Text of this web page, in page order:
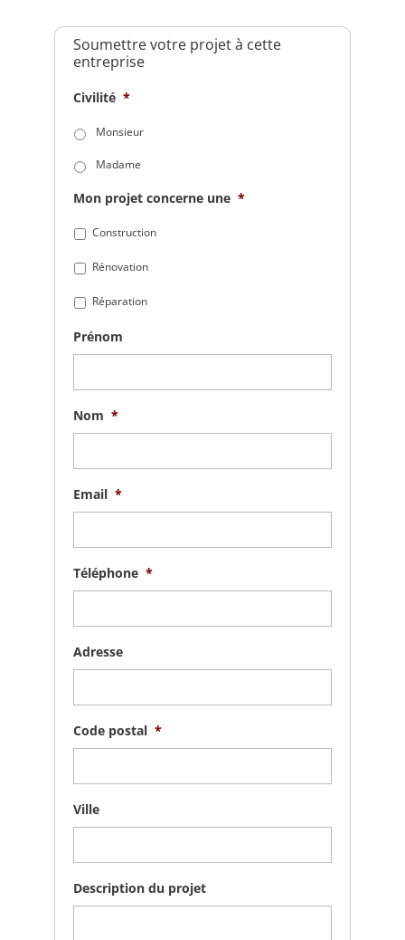
Soumettre votre projet à cette
entreprise
Civilité *
Monsieur
Madame
Mon projet concerne une *
Construction
Rénovation
Réparation
Prénom
Nom *
Email *
Téléphone *
Adresse
Code postal *
Ville
Description du projet